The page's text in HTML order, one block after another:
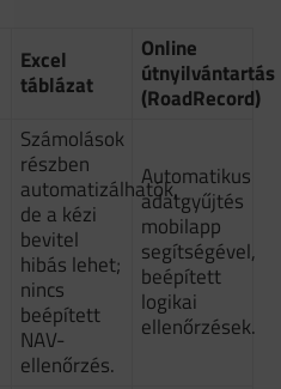
Excel
táblázat
Online
útnyilvántartás
(RoadRecord)
Számolások
részben
automatizálhatók,
de a kézi
bevitel
hibás lehet;
nincs
beépített
NAV-
ellenőrzés.
Automatikus
adatgyűjtés
mobilapp
segítségével,
beépített
logikai
ellenőrzések.